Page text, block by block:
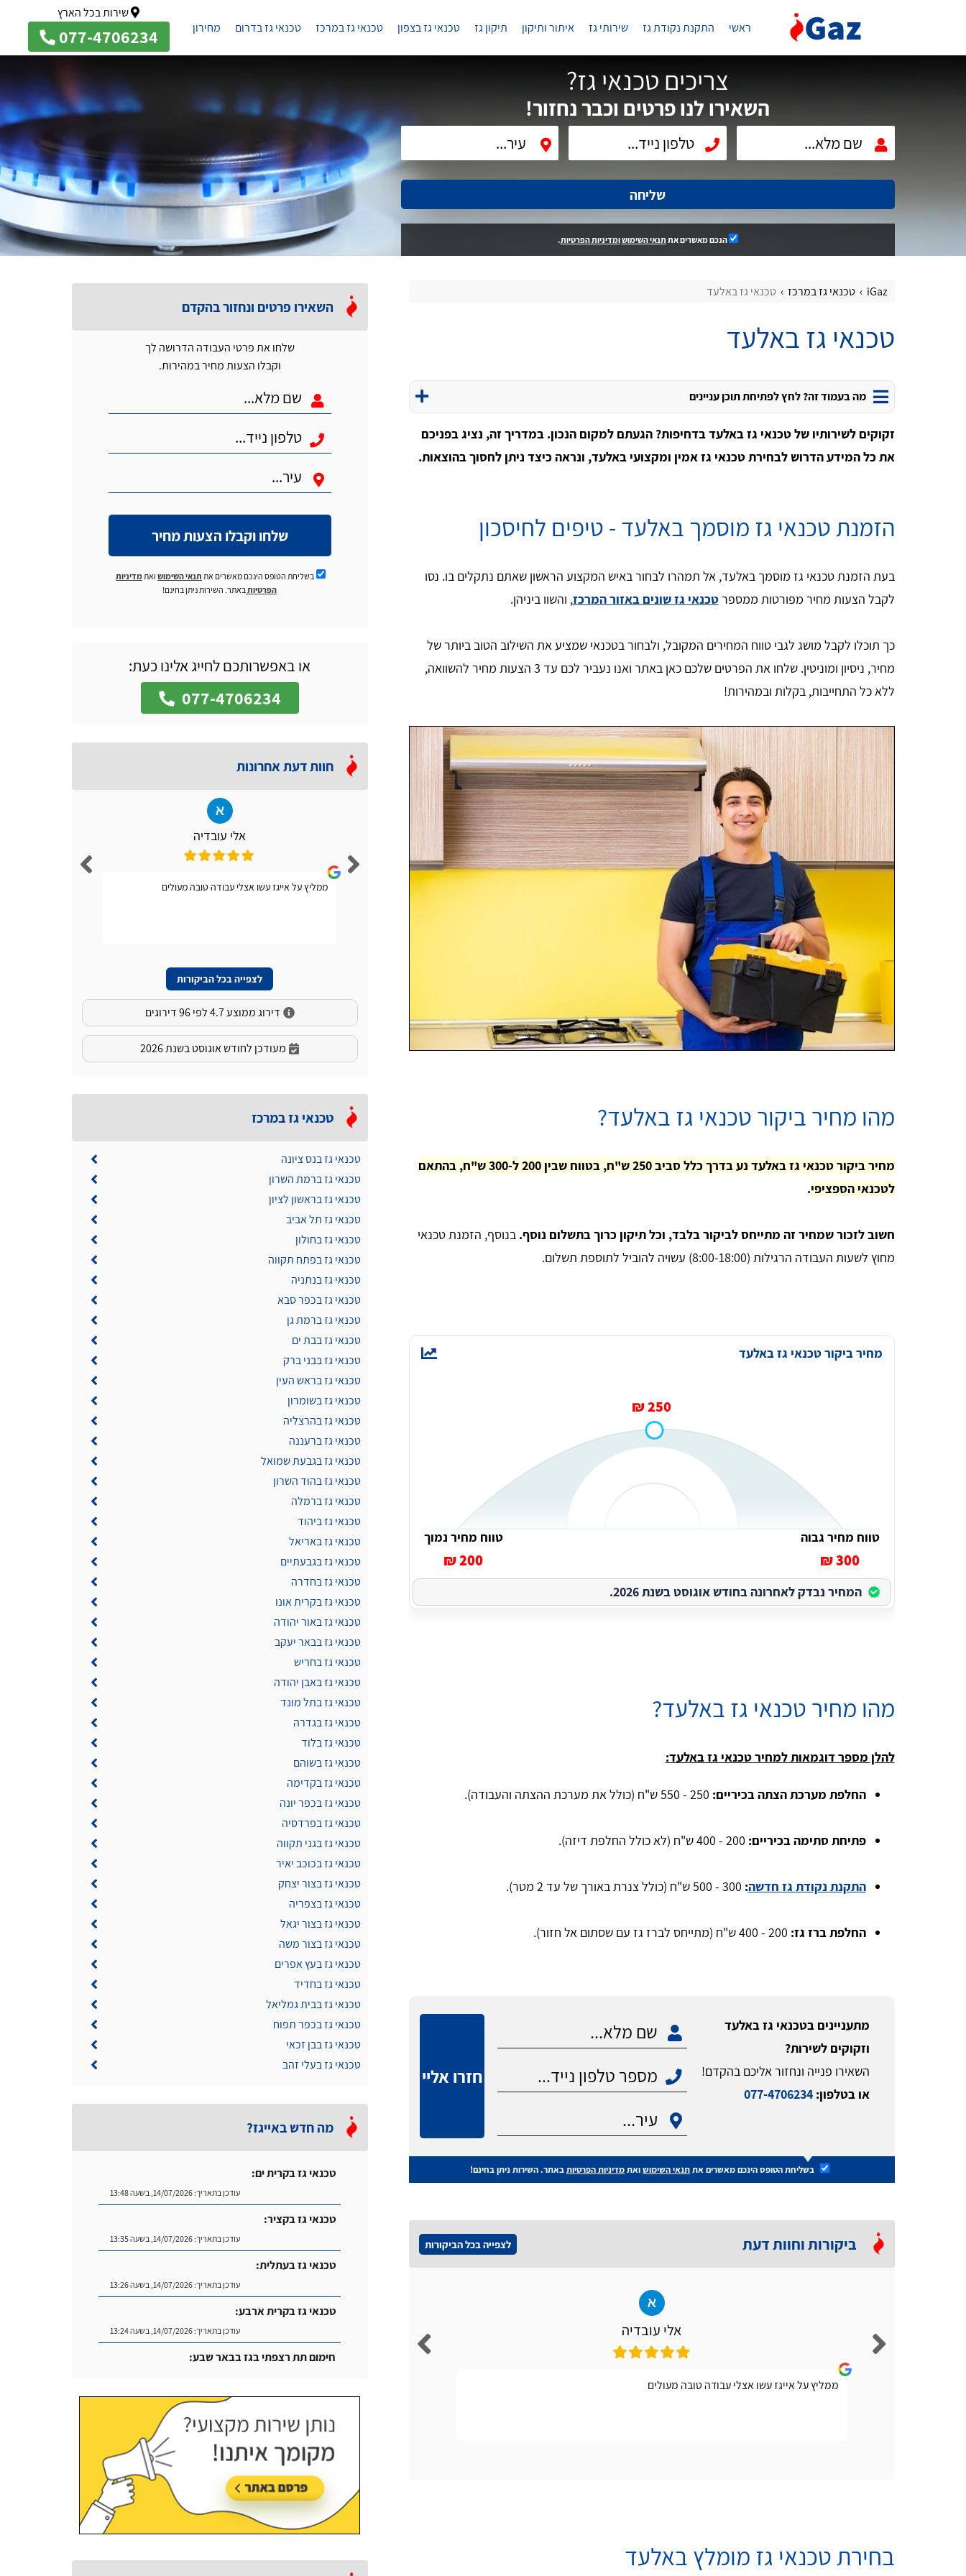
ראשי התקנת נקודת גז שירותי גז איתור ותיקון תיקון גז טכנאי גז בצפון טכנאי גז במרכז טכנאי גז בדרום מחירון
שירות בכל הארץ
077-4706234
צריכים טכנאי גז?
השאירו לנו פרטים וכבר נחזור!
שליחה
הנכם מאשרים את תנאי השימושומדיניות הפרטיות.
iGaz טכנאי גז במרכז טכנאי גז באלעד
טכנאי גז באלעד
מה בעמוד זה? לחץ לפתיחת תוכן עניינים
זקוקים לשירותיו של טכנאי גז באלעד בדחיפות? הגעתם למקום הנכון. במדריך זה, נציג בפניכם
את כל המידע הדרוש לבחירת טכנאי גז אמין ומקצועי באלעד, ונראה כיצד ניתן לחסוך בהוצאות.
הזמנת טכנאי גז מוסמך באלעד - טיפים לחיסכון
בעת הזמנת טכנאי גז מוסמך באלעד, אל תמהרו לבחור באיש המקצוע הראשון שאתם נתקלים בו. נסו
לקבל הצעות מחיר מפורטות ממספרטכנאי גז שונים באזור המרכז, והשוו ביניהן.
כך תוכלו לקבל מושג לגבי טווח המחירים המקובל, ולבחור בטכנאי שמציע את השילוב הטוב ביותר של
מחיר, ניסיון ומוניטין. שלחו את הפרטים שלכם כאן באתר ואנו נעביר לכם עד 3 הצעות מחיר להשוואה,
ללא כל התחייבות, בקלות ובמהירות!
מהו מחיר ביקור טכנאי גז באלעד?
מחיר ביקור טכנאי גז באלעד נע בדרך כלל סביב 250 ש"ח, בטווח שבין 200 ל-300 ש"ח, בהתאם
לטכנאי הספציפי.
חשוב לזכור שמחיר זה מתייחס לביקור בלבד, וכל תיקון כרוך בתשלום נוסף. בנוסף, הזמנת טכנאי
מחוץ לשעות העבודה הרגילות (8:00-18:00) עשויה להוביל לתוספת תשלום.
מחיר ביקור טכנאי גז באלעד
250 ₪
טווח מחיר גבוה
300 ₪
טווח מחיר נמוך
200 ₪
המחיר נבדק לאחרונה בחודש אוגוסט בשנת 2026.
מהו מחיר טכנאי גז באלעד?
להלן מספר דוגמאות למחיר טכנאי גז באלעד:
החלפת מערכת הצתה בכיריים: 250 - 550 ש"ח (כולל את מערכת ההצתה והעבודה).
פתיחת סתימה בכיריים: 200 - 400 ש"ח (לא כולל החלפת דיזה).
התקנת נקודת גז חדשה:
החלפת ברז גז:
מתעניינים בטכנאי גז באלעד
וזקוקים לשירות?
השאירו פנייה ונחזור אליכם בהקדם!
או בטלפון:077-4706234
חזרו אליי
בשליחת הטופס הינכם מאשרים אתתנאי השימושואתמדיניות הפרטיותבאתר. השירות ניתן בחינם!
ביקורות וחוות דעת לצפייה בכל הביקורות
נטע פיחוטקה
אתר קל ונוח לשימוש
אלי עובדיה
ממליץ על אייגז עשו אצלי עבודה טובה מעולים
בחירת טכנאי גז מומלץ באלעד
השאירו פרטים ונחזור בהקדם
שלחו את פרטי העבודה הדרושה לך
וקבלו הצעות מחיר במהירות.
שלחו וקבלו הצעות מחיר
בשליחת הטופס הינכם מאשרים את תנאי השימושואתמדיניות
הפרטיותבאתר. השירות ניתן בחינם!
או באפשרותכם לחייג אלינו כעת:
077-4706234
חוות דעת אחרונות
אלי עובדיה
ממליץ על אייגז עשו אצלי עבודה טובה מעולים
Lior Rubin
הייתה לי להבה נמוכה וחזר אליי טכנאי גז מהאתר הזה. הוא
Aharon Kalderon
נכון לכתיבת הבקשה האתר עומד בכל הדרישות נמתין
לביצוע ואז אהיה מוכן לתת חוות דעת סופית
לצפייה בכל הביקורות
דירוג ממוצע 4.7 לפי 96 דירוגים
מעודכן לחודש אוגוסט בשנת 2026
טכנאי גז במרכז
טכנאי גז בנס ציונה
טכנאי גז ברמת השרון
טכנאי גז בראשון לציון
טכנאי גז תל אביב
טכנאי גז בחולון
טכנאי גז בפתח תקווה
טכנאי גז בנתניה
טכנאי גז בכפר סבא
טכנאי גז ברמת גן
טכנאי גז בבת ים
טכנאי גז בבני ברק
טכנאי גז בראש העין
טכנאי גז בשומרון
טכנאי גז בהרצליה
טכנאי גז ברעננה
טכנאי גז בגבעת שמואל
טכנאי גז בהוד השרון
טכנאי גז ברמלה
טכנאי גז ביהוד
טכנאי גז באריאל
טכנאי גז בגבעתיים
טכנאי גז בחדרה
טכנאי גז בקרית אונו
טכנאי גז באור יהודה
טכנאי גז בבאר יעקב
טכנאי גז בחריש
טכנאי גז באבן יהודה
טכנאי גז בתל מונד
טכנאי גז בגדרה
טכנאי גז בלוד
טכנאי גז בשוהם
טכנאי גז בקדימה
טכנאי גז בכפר יונה
טכנאי גז בפרדסיה
טכנאי גז בגני תקווה
טכנאי גז בכוכב יאיר
טכנאי גז בצור יצחק
טכנאי גז בצפריה
טכנאי גז בצור יגאל
טכנאי גז בצור משה
טכנאי גז בעץ אפרים
טכנאי גז בחדיד
טכנאי גז בבית גמליאל
טכנאי גז בכפר תפוח
טכנאי גז בבן זכאי
טכנאי גז בעלי זהב
מה חדש באייגז?
טכנאי גז בקרית ים:
עודכן בתאריך:14/07/2026, בשעה 13:48
טכנאי גז בקציר:
עודכן בתאריך:14/07/2026, בשעה 13:35
טכנאי גז בעתלית:
עודכן בתאריך:14/07/2026, בשעה 13:26
טכנאי גז בקרית ארבע:
עודכן בתאריך:14/07/2026, בשעה 13:24
חימום תת רצפתי בגז בבאר שבע: